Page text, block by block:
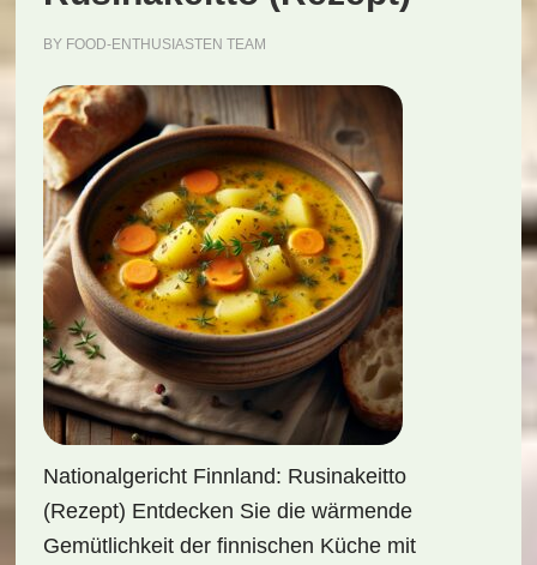
BY FOOD-ENTHUSIASTEN TEAM
Nationalgericht Finnland: Rusinakeitto
(Rezept) Entdecken Sie die wärmende
Gemütlichkeit der finnischen Küche mit